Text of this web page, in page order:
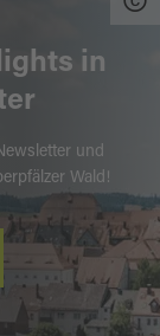
in
und
Wald!